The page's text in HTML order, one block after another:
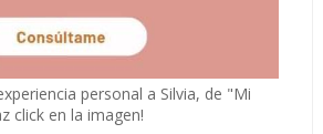
personal a Silvia, de "Mi
click en la imagen!